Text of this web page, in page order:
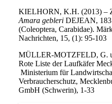
KIELHORN, K.H. (2013) –
Amara gebleriDEJEAN,
(Coleoptera, Carabidae).
Nachrichten, 15, (1): 95-103
MÜLLER-MOTZFELD, G.
Rote Liste der Laufkäfer
Ministerium für
Verbraucherschutz,
GmbH (Schwerin), 1-33